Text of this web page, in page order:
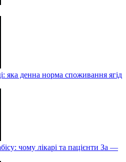
яка денна норма споживання ягід
чому лікарі та пацієнти За —